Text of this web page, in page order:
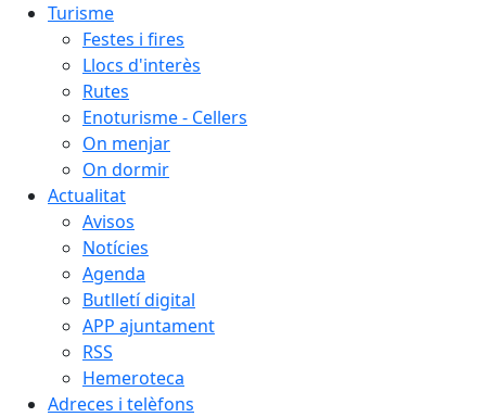
Turisme
Festes i fires
Llocs d'interès
Rutes
Enoturisme - Cellers
On menjar
On dormir
Actualitat
Avisos
Notícies
Agenda
Butlletí digital
APP ajuntament
RSS
Hemeroteca
Adreces i telèfons